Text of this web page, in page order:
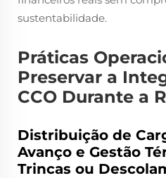
sustentabilidade.
Práticas
Preservar a
CCO Durante a
Distribuição de
Avanço e Gestão
Trincas ou